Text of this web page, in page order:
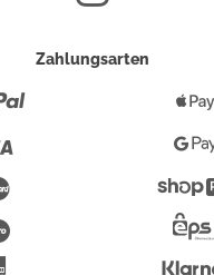
Zahlungsarten
Maestro